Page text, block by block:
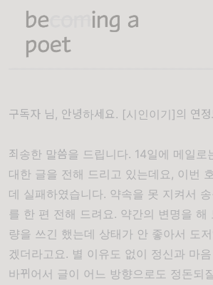
구독자 님, 안녕하세요. [시인이기]의 연
죄송한 말씀을 드립니다. 14일에 메일로
대한 글을 전해 드리고 있는데요, 이번
데 실패하였습니다. 약속을 못 지켜서
를 한 편 전해 드려요. 약간의 변명을 해
량을 쓰긴 했는데 상태가 안 좋아서 도
겠더라고요. 별 이유도 없이 정신과 마
바뀌어서 글이 어느 방향으로도 정돈되